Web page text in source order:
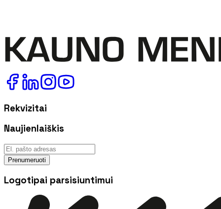
Rekvizitai
Naujienlaiškis
Prenumeruoti
Logotipai parsisiuntimui